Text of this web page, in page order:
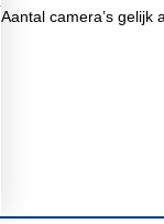
Aantal camera’s gelijk